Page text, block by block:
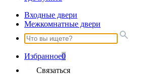
Входные двери
Межкомнатные двери
Избранное0
Связаться